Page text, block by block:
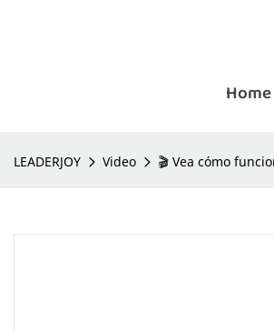
Home
LEADERJOY Video 🎬 Vea cómo